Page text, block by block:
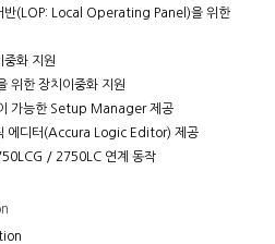
반(LOP: Local Operating Panel)을 위한
화 지원
위한 장치이중화 지원
가능한 Setup Manager 제공
에디터(Accura Logic Editor) 제공
/ 2750LC 연계 동작